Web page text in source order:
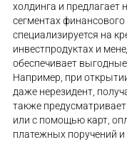
холдинга и
сегментах
специализируется на
инвестпродуктах и
обеспечивает
Например, при
даже нерезидент,
также
или с помощью карт,
платежных поручений